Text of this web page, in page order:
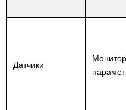
Потолочные датчики
Настенные датчики
Комнатные датчики
Комнатные датчики
Датчики